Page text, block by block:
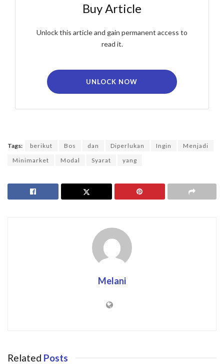
Buy Article
Unlock this article and gain permanent access to
read it.
UNLOCK NOW
Tags: berikut Bos dan Diperlukan Ingin
Menjadi
Minimarket
Modal Syarat yang
Melani
Related Posts